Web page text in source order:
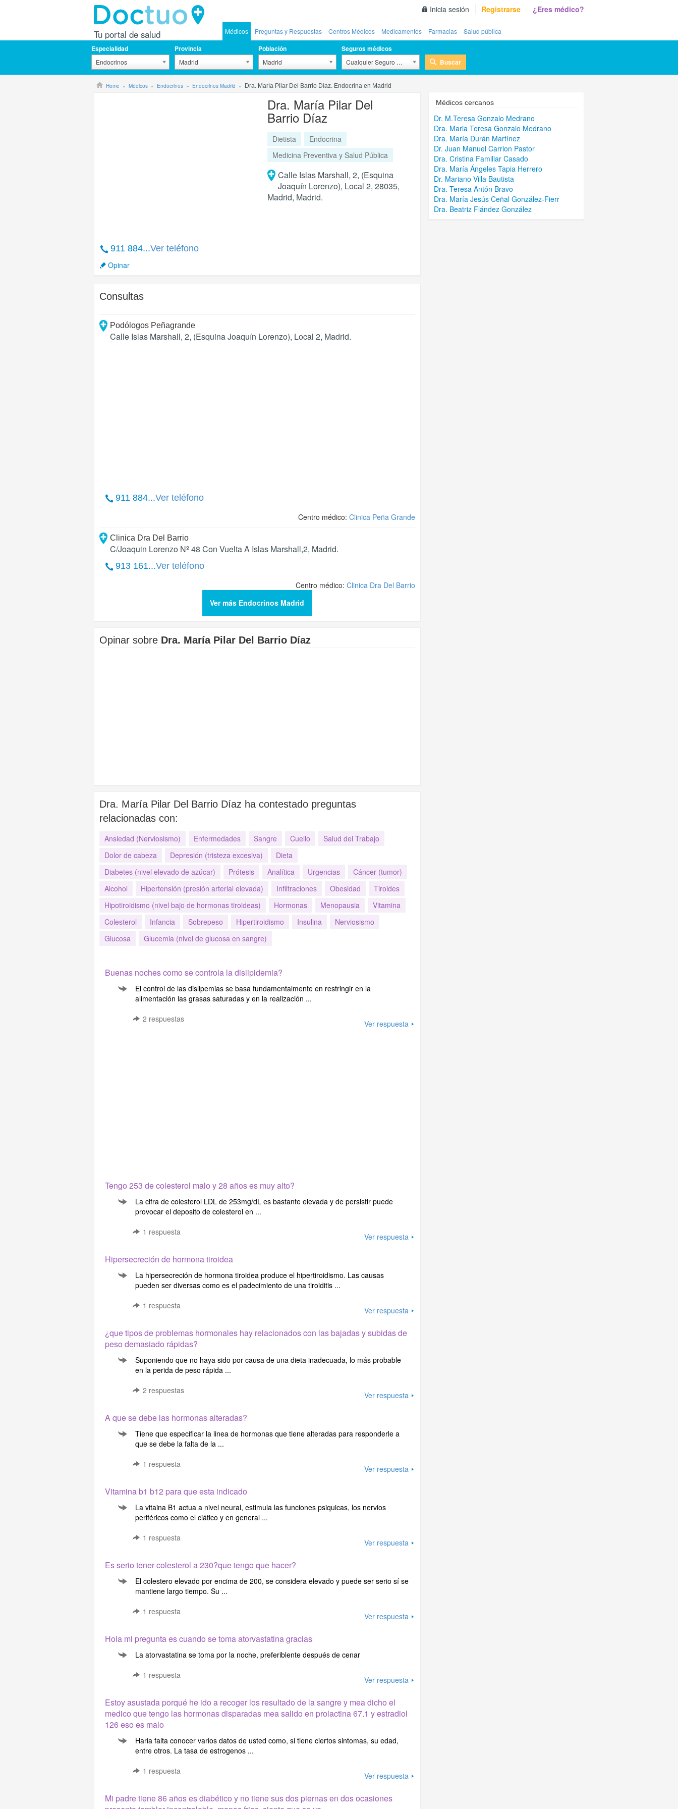
Tu portal de salud
Inicia sesión Registrarse ¿Eres médico?
Médicos Preguntas y Respuestas Centros Médicos Medicamentos Farmacias Salud pública
Especialidad
Endocrinos
Provincia
Madrid
Población
Madrid
Seguros médicos
Cualquier Seguro Médico Buscar
Home Médicos Endocrinos Endocrinos Madrid Dra. María Pilar Del Barrio Díaz. Endocrina en Madrid
911 884...Ver teléfono
Opinar
Dra. María Pilar Del
Barrio Díaz
Dietista
Endocrina
Medicina Preventiva y Salud Pública
Calle Islas Marshall, 2, (Esquina
Joaquín Lorenzo), Local 2, 28035,
Madrid, Madrid.
Consultas
Podólogos Peñagrande
Calle Islas Marshall, 2, (Esquina Joaquín Lorenzo), Local 2, Madrid.
911 884...Ver teléfono
Centro médico: Clinica Peña Grande
Clinica Dra Del Barrio
C/Joaquin Lorenzo Nº 48 Con Vuelta A Islas Marshall,2, Madrid.
913 161...Ver teléfono
Centro médico: Clinica Dra Del Barrio
Ver más Endocrinos Madrid
Opinar sobre Dra. María Pilar Del Barrio Díaz
Dra. María Pilar Del Barrio Díaz ha contestado preguntas
relacionadas con:
Ansiedad (Nerviosismo) Enfermedades Sangre Cuello
Salud del Trabajo
Dolor de cabeza
Depresión (tristeza excesiva)
Dieta
Diabetes (nivel elevado de azúcar)
Prótesis Analítica Urgencias
Cáncer (tumor)
Alcohol
Hipertensión (presión arterial elevada) Infiltraciones Obesidad
Tiroides
Hipotiroidismo (nivel bajo de hormonas tiroideas)
Hormonas Menopausia
Vitamina
Colesterol
Infancia Sobrepeso Hipertiroidismo Insulina
Nerviosismo
Glucosa
Glucemia (nivel de glucosa en sangre)
Buenas noches como se controla la dislipidemia?
El control de las dislipemias se basa fundamentalmente en restringir en la
alimentación las grasas saturadas y en la realización ...
2 respuestas Ver respuesta
Tengo 253 de colesterol malo y 28 años es muy alto?
La cifra de colesterol LDL de 253mg/dL es bastante elevada y de persistir puede
provocar el deposito de colesterol en ...
1 respuesta Ver respuesta
Hipersecreción de hormona tiroidea
La hipersecreción de hormona tiroidea produce el hipertiroidismo. Las causas
pueden ser diversas como es el padecimiento de una tiroiditis ...
1 respuesta Ver respuesta
¿que tipos de problemas hormonales hay relacionados con las bajadas y subidas de
peso demasiado rápidas?
Suponiendo que no haya sido por causa de una dieta inadecuada, lo más probable
en la perida de peso rápida ...
2 respuestas Ver respuesta
A que se debe las hormonas alteradas?
Tiene que especificar la linea de hormonas que tiene alteradas para responderle a
que se debe la falta de la ...
1 respuesta Ver respuesta
Vitamina b1 b12 para que esta indicado
La vitaina B1 actua a nivel neural, estimula las funciones psiquicas, los nervios
periféricos como el ciático y en general ...
1 respuesta Ver respuesta
Es serio tener colesterol a 230?que tengo que hacer?
El colestero elevado por encima de 200, se considera elevado y puede ser serio sí se
mantiene largo tiempo. Su ...
1 respuesta Ver respuesta
Hola mi pregunta es cuando se toma atorvastatina gracias
La atorvastatina se toma por la noche, preferiblente después de cenar
1 respuesta Ver respuesta
Estoy asustada porqué he ido a recoger los resultado de la sangre y mea dicho el
medico que tengo las hormonas disparadas mea salido en prolactina 67.1 y estradiol
126 eso es malo
Haria falta conocer varios datos de usted como, si tiene ciertos sintomas, su edad,
entre otros. La tasa de estrogenos ...
1 respuesta Ver respuesta
Mi padre tiene 86 años es diabético y no tiene sus dos piernas en dos ocasiones
Médicos cercanos
Dr. M.Teresa Gonzalo Medrano
Dra. Maria Teresa Gonzalo Medrano
Dra. María Durán Martínez
Dr. Juan Manuel Carrion Pastor
Dra. Cristina Familiar Casado
Dra. María Ángeles Tapia Herrero
Dr. Mariano Villa Bautista
Dra. Teresa Antón Bravo
Dra. María Jesús Ceñal González-Fierr
Dra. Beatriz Flández González